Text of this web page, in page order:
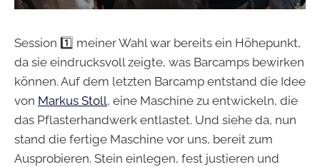
Session 1️⃣ meiner Wahl war bereits ein Höhepunkt,
da sie eindrucksvoll zeigte, was Barcamps bewirken
können. Auf dem letzten Barcamp entstand die Idee
von Markus Stoll, eine Maschine zu entwickeln, die
das Pflasterhandwerk entlastet. Und siehe da, nun
stand die fertige Maschine vor uns, bereit zum
Ausprobieren. Stein einlegen, fest justieren und